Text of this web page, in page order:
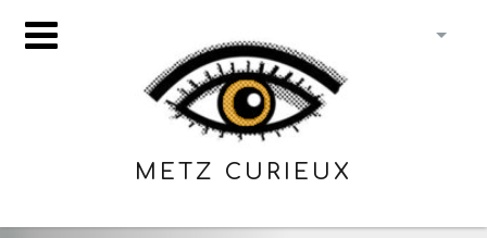
METZ CURIEUX